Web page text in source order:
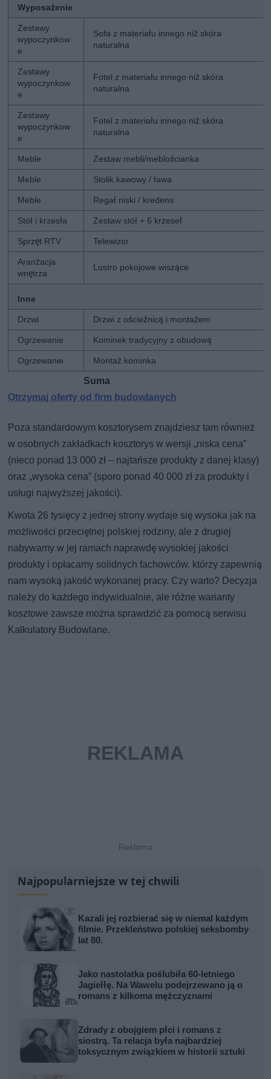
Wyposażenie
Zestawy
wypoczynkow
e
Sofa z materiału innego niż skóra
naturalna
Zestawy
wypoczynkow
e
Fotel z materiału innego niż skóra
naturalna
Zestawy
wypoczynkow
e
Fotel z materiału innego niż skóra
naturalna
Meble Zestaw mebli/meblościanka
Meble Stolik kawowy / ława
Meble Regał niski / kredens
Stół i krzesła Zestaw stół + 6 krzeseł
Sprzęt RTV Telewizor
Aranżacja
wnętrza
Lustro pokojowe wiszące
Inne
Drzwi Drzwi z ościeżnicą i montażem
Ogrzewanie Kominek tradycyjny z obudową
Ogrzewanie Montaż kominka
Suma
Otrzymaj oferty od firm budowlanych
Poza standardowym kosztorysem znajdziesz tam również
w osobnych zakładkach kosztorys w wersji „niska cena”
(nieco ponad 13 000 zł – najtańsze produkty z danej klasy)
oraz „wysoka cena” (sporo ponad 40 000 zł za produkty i
usługi najwyższej jakości).
Kwota 26 tysięcy z jednej strony wydaje się wysoka jak na
możliwości przeciętnej polskiej rodziny, ale z drugiej
nabywamy w jej ramach naprawdę wysokiej jakości
produkty i opłacamy solidnych fachowców, którzy zapewnią
nam wysoką jakość wykonanej pracy. Czy warto? Decyzja
należy do każdego indywidualnie, ale różne warianty
kosztowe zawsze można sprawdzić za pomocą serwisu
Kalkulatory Budowlane.
Najpopularniejsze w tej chwili
Kazali jej rozbierać się w niemal każdym
filmie. Przekleństwo polskiej seksbomby
lat 80.
Jako nastolatka poślubiła 60-letniego
Jagiełłę. Na Wawelu podejrzewano ją o
romans z kilkoma mężczyznami
Zdrady z obojgiem płci i romans z
siostrą. Ta relacja była najbardziej
toksycznym związkiem w historii sztuki